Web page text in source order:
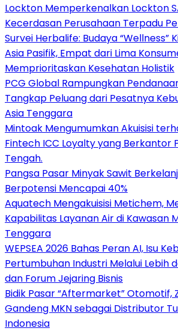
Lockton Memperkenalkan Lockton
Kecerdasan Perusahaan Terpadu
Survei Herbalife: Budaya “Wellness”
Asia Pasifik, Empat dari Lima
Memprioritaskan Kesehatan Holistik
PCG Global Rampungkan
Tangkap Peluang dari Pesatnya
Asia Tenggara
Mintoak Mengumumkan Akuisisi
Fintech ICC Loyalty yang Berkantor
Tengah.
Pangsa Pasar Minyak Sawit
Berpotensi Mencapai 40%
Aquatech Mengakuisisi Metichem,
Kapabilitas Layanan Air di Kawasan
Tenggara
WEPSEA 2026 Bahas Peran AI, Isu
Pertumbuhan Industri Melalui Lebih
dan Forum Jejaring Bisnis
Bidik Pasar “Aftermarket” Otomotif,
Gandeng MKN sebagai Distributor
Indonesia